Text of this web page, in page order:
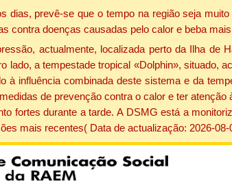
dias, prevê-se que o tempo na região seja
contra doenças causadas pelo calor e beba
actualmente, localizada perto da Ilha de
lado, a tempestade tropical «Dolphin», situado,
influência combinada deste sistema e da
de prevenção contra o calor e ter
fortes durante a tarde. A DSMG está a
mais recentes( Data de actualização: 2026-08-